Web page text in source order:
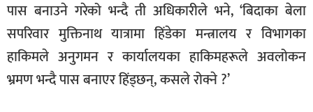
पास बनाउने गरेको भन्दै ती अधिकारीले भने, ‘बिदाका बेला
सपरिवार मुक्तिनाथ यात्रामा हिंडेका मन्त्रालय र विभागका
हाकिमले अनुगमन र कार्यालयका हाकिमहरूले अवलोकन
भ्रमण भन्दै पास बनाएर हिंड्छन्, कसले रोक्ने ?’